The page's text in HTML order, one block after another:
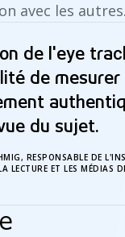
avec les autres.
de l'eye
de mesurer
du sujet.
RESPONSABLE DE
LECTURE ET LES MÉDIAS